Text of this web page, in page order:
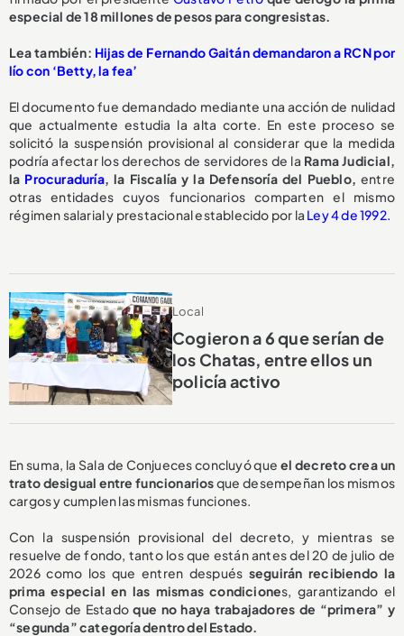
especial de 18 millones de pesos para congresistas.
Lea también: Hijas de Fernando Gaitán demandaron a RCN por
lío con ‘Betty, la fea’
El documento fue demandado mediante una acción de nulidad
que actualmente estudia la alta corte. En este proceso se
solicitó la suspensión provisional al considerar que la medida
podría afectar los derechos de servidores de la Rama Judicial,
la Procuraduría, la Fiscalía y la Defensoría del Pueblo, entre
otras entidades cuyos funcionarios comparten el mismo
régimen salarial y prestacional establecido por la Ley 4 de 1992.
Local
Cogieron a 6 que serían de
los Chatas, entre ellos un
policía activo
En suma, la Sala de Conjueces concluyó que el decreto crea un
trato desigual entre funcionariosque desempeñan los mismos
cargos y cumplen las mismas funciones.
Con la suspensión provisional del decreto, y mientras se
resuelve de fondo, tanto los que están antes del 20 de julio de
2026 como los que entren después seguirán recibiendo la
prima especial en las mismas condiciones, garantizando el
Consejo de Estadoque no haya trabajadores de “primera” y
“segunda” categoría dentro del Estado.